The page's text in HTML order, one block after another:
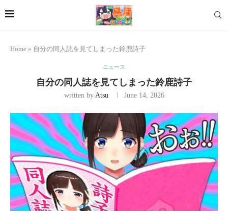
Home » 自分の同人誌を見てしまった鈴鹿詩子
ニュース
自分の同人誌を見てしまった鈴鹿詩子
written by Atsu June 14, 2026